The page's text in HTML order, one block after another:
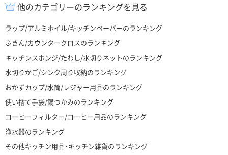
他のカテゴリーのランキングを見る
ラップ/アルミホイル/キッチンペーパーのランキング
ふきん/カウンタークロスのランキング
キッチンスポンジ/たわし/水切りネットのランキング
水切りかご/シンク周り収納のランキング
おかずカップ/水筒/レジャー用品のランキング
使い捨て手袋/鍋つかみのランキング
コーヒーフィルター/コーヒー用品のランキング
浄水器のランキング
その他キッチン用品・キッチン雑貨のランキング